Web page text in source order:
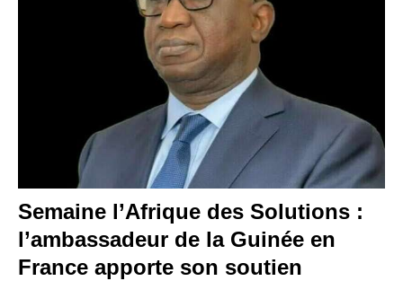
Semaine l’Afrique des Solutions :
l’ambassadeur de la Guinée en
France apporte son soutien